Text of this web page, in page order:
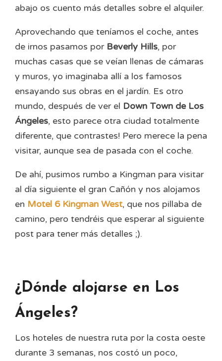
abajo os cuento más detalles sobre el alquiler.
Aprovechando que teníamos el coche, antes
de irnos pasamos por Beverly Hills, por
muchas casas que se veían llenas de cámaras
y muros, yo imaginaba allí a los famosos
ensayando sus obras en el jardín. Es otro
mundo, después de ver el Down Town de Los
Ángeles, esto parece otra ciudad totalmente
diferente, que contrastes! Pero merece la pena
visitar, aunque sea de pasada con el coche.
De ahí, pusimos rumbo a Kingman para visitar
al día siguiente el gran Cañón y nos alojamos
en Motel 6 Kingman West, que nos pillaba de
camino, pero tendréis que esperar al siguiente
post para tener más detalles ;).
¿Dónde alojarse en Los
Ángeles?
Los hoteles de nuestra ruta por la costa oeste
durante 3 semanas, nos costó un poco,